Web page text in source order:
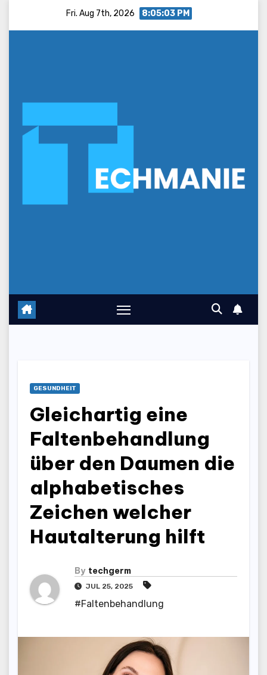
Fri. Aug 7th, 2026 8:05:03 PM
GESUNDHEIT
Gleichartig eine
Faltenbehandlung
über den Daumen die
alphabetisches
Zeichen welcher
Hautalterung hilft
By techgerm
JUL 25, 2025
#Faltenbehandlung